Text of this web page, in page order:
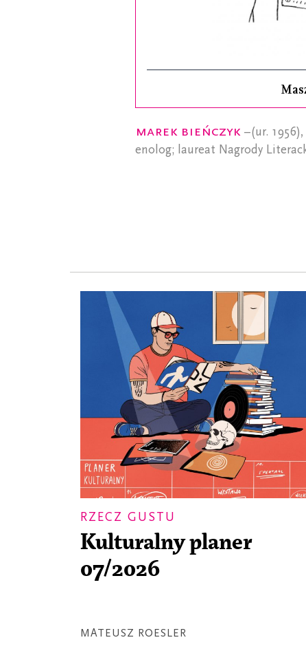
Marek Bieńczyk–(ur.
enolog; laureat Nagrody
RZECZ GUSTU
Kulturalny planer
07/2026
MATEUSZ ROESLER